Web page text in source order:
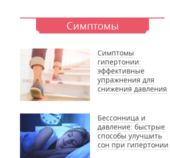
Симптомы
Симптомы
гипертонии:
эффективные
упражнения для
снижения давления
Бессонница и
давление: быстрые
способы улучшить
сон при гипертонии